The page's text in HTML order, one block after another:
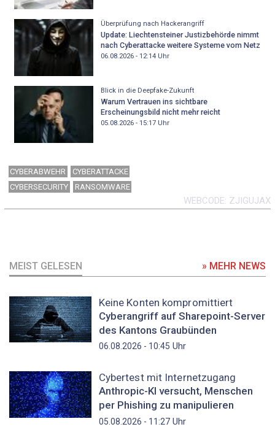
Überprüfung nach Hackerangriff
Update: Liechtensteiner Justizbehörde nimmt
nach Cyberattacke weitere Systeme vom Netz
06.08.2026 - 12:14Uhr
Blick in die Deepfake-Zukunft
Warum Vertrauen ins sichtbare
Erscheinungsbild nicht mehr reicht
05.08.2026 - 15:17Uhr
CYBERABWEHR
CYBERATTACKE
CYBERSECURITY
RANSOMWARE
WEBCODE ZJIGUJAX
MEIST GELESEN » MEHR NEWS
Keine Konten kompromittiert
Cyberangriff auf Sharepoint-Server
des Kantons Graubünden
06.08.2026 - 10:45 Uhr
Cybertest mit Internetzugang
Anthropic-KI versucht, Menschen
per Phishing zu manipulieren
05.08.2026 - 11:27Uhr